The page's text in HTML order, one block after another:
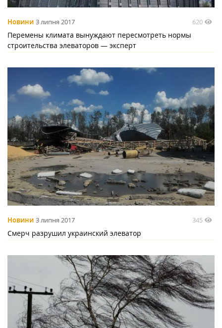
Новини 3 липня 2017 620
Перемены климата вынуждают пересмотреть нормы
строительства элеваторов — эксперт
Новини 3 липня 2017 345
Смерч разрушил украинский элеватор